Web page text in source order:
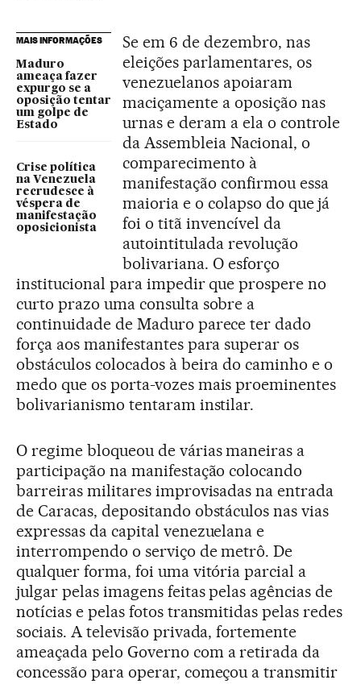
MAIS INFORMAÇÕES
Maduro
ameaça fazer
expurgo se a
oposição tentar
um golpe de
Estado
Crise política
na Venezuela
recrudesce à
véspera de
manifestação
oposicionista
Se em 6 de dezembro, nas
eleições parlamentares, os
venezuelanos apoiaram
maciçamente a oposição nas
urnas e deram a ela o controle
da Assembleia Nacional, o
comparecimento à
manifestação confirmou essa
maioria e o colapso do que já
foi o titã invencível da
autointitulada revolução
bolivariana. O esforço
institucional para impedir que prospere no
curto prazo uma consulta sobre a
continuidade de Maduro parece ter dado
força aos manifestantes para superar os
obstáculos colocados à beira do caminho e o
medo que os porta-vozes mais proeminentes
bolivarianismo tentaram instilar.
O regime bloqueou de várias maneiras a
participação na manifestação colocando
barreiras militares improvisadas na entrada
de Caracas, depositando obstáculos nas vias
expressas da capital venezuelana e
interrompendo o serviço de metrô. De
qualquer forma, foi uma vitória parcial a
julgar pelas imagens feitas pelas agências de
notícias e pelas fotos transmitidas pelas redes
sociais. A televisão privada, fortemente
ameaçada pelo Governo com a retirada da
concessão para operar, começou a transmitir